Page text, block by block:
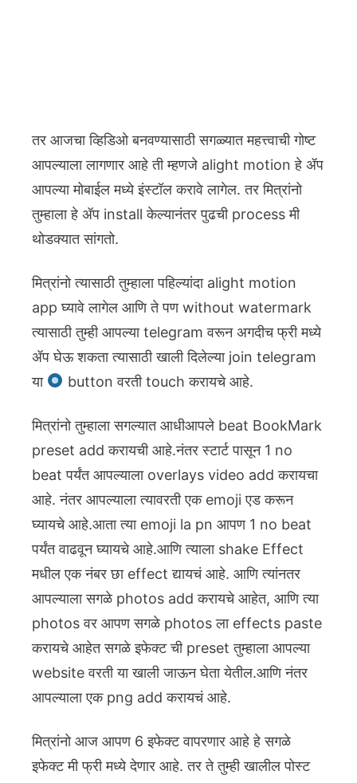
तर आजचा व्हिडिओ बनवण्यासाठी सगळ्यात महत्त्वाची गोष्ट
आपल्याला लागणार आहे ती म्हणजे alight motion हे ॲप
आपल्या मोबाईल मध्ये इंस्टॉल करावे लागेल. तर मित्रांनो
तुम्हाला हे ॲप install केल्यानंतर पुढची process मी
थोडक्यात सांगतो.
मित्रांनो त्यासाठी तुम्हाला पहिल्यांदा alight motion
app घ्यावे लागेल आणि ते पण without watermark
त्यासाठी तुम्ही आपल्या telegram वरून अगदीच फ्री मध्ये
ॲप घेऊ शकता त्यासाठी खाली दिलेल्या join telegram
या
button वरती touch करायचे आहे.
मित्रांनो तुम्हाला सगल्यात आधीआपले beat BookMark
preset add करायची आहे.नंतर स्टार्ट पासून 1 no
beat पर्यंत आपल्याला overlays video add करायचा
आहे. नंतर आपल्याला त्यावरती एक emoji एड करून
घ्यायचे आहे.आता त्या emoji la pn आपण 1 no beat
पर्यंत वाढवून घ्यायचे आहे.आणि त्याला shake Effect
मधील एक नंबर छा effect द्यायचं आहे. आणि त्यांनतर
आपल्याला सगळे photos add करायचे आहेत, आणि त्या
photos वर आपण सगळे photos ला effects paste
करायचे आहेत सगळे इफेक्ट ची preset तुम्हाला आपल्या
website वरती या खाली जाऊन घेता येतील.आणि नंतर
आपल्याला एक png add करायचं आहे.
मित्रांनो आज आपण 6 इफेक्ट वापरणार आहे हे सगळे
इफेक्ट मी फ्री मध्ये देणार आहे. तर ते तुम्ही खालील पोस्ट